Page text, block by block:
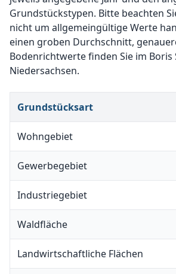
Grundstückstypen. Bitte beachten
nicht um allgemeingültige Werte
einen groben Durchschnitt,
Bodenrichtwerte finden Sie im Boris
Niedersachsen.
Grundstücksart
Wohngebiet
Gewerbegebiet
Industriegebiet
Waldfläche
Landwirtschaftliche Flächen